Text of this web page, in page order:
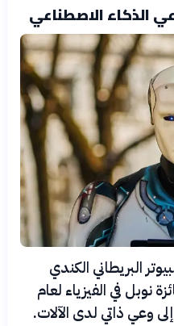
الذكاء الاصطناعي
الكمبيوتر البريطاني الكندي
نوبل في الفيزياء لعام